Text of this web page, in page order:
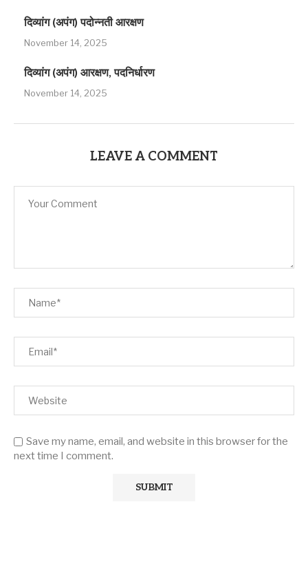
दिव्यांग (अपंग) पदोन्नती आरक्षण
November 14, 2025
दिव्यांग (अपंग) आरक्षण, पदनिर्धारण
November 14, 2025
LEAVE A COMMENT
Save my name, email, and website in this browser for the
next time I comment.